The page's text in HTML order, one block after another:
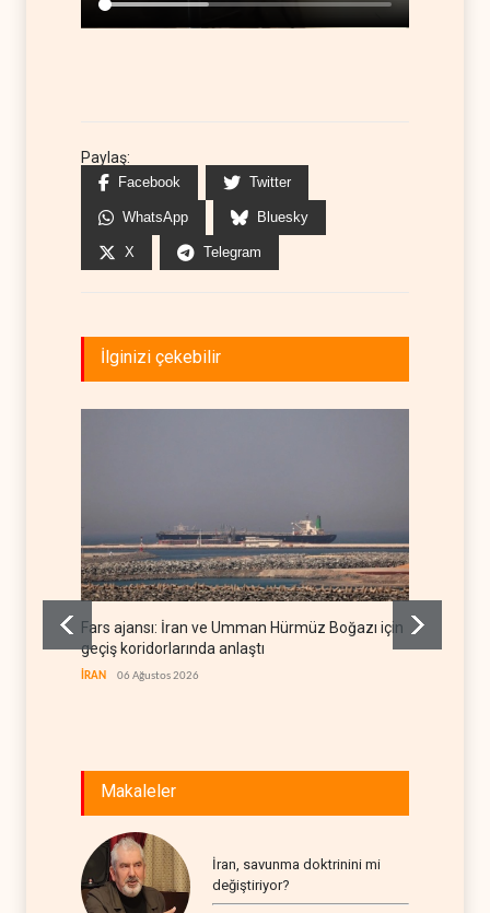
Paylaş:
Facebook Twitter
WhatsApp Bluesky
X Telegram
İlginizi çekebilir
Fars ajansı: İran ve Umman Hürmüz Boğazı için
geçiş koridorlarında anlaştı
İRAN 06 Ağustos 2026
Makaleler
İran, savunma doktrinini mi
değiştiriyor?